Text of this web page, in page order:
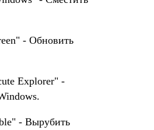
- Обновить
Explorer" -
- Вырубить